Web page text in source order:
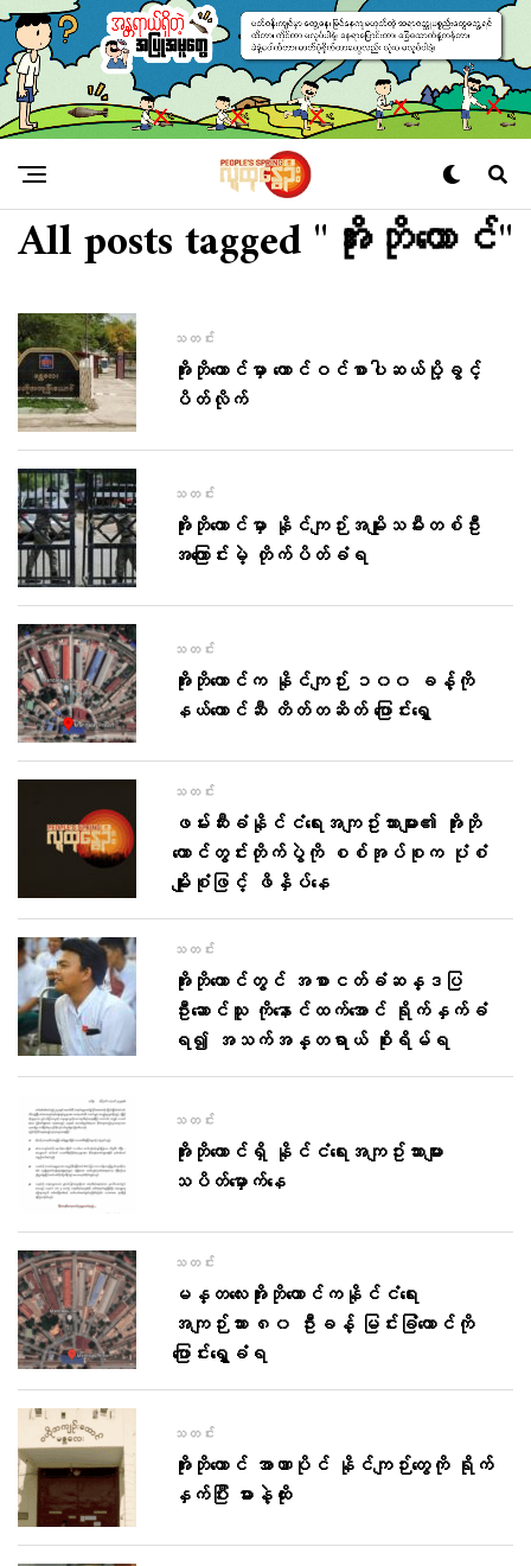
All posts tagged "အိုးဘိုထောင်"
သတင်း
အိုးဘိုထောင်မှာ ထောင်ဝင်စာပါဆယ်ပို့ခွင့်
ပိတ်လိုက်
သတင်း
အိုးဘိုထောင်မှာ နိုင်ကျဉ်းအမျိုးသမီးတစ်ဦး
အကြောင်းမဲ့ တိုက်ပိတ်ခံရ
သတင်း
အိုးဘိုထောင်က နိုင်ကျဉ်း ၁၀၀ ခန့်ကို
နယ်ထောင်ဆီ တိတ်တဆိတ် ပြောင်းရွှေ့
သတင်း
ဖမ်းဆီးခံနိုင်ငံရေးအကျဥ်းသားများ၏ အိုးဘို
ထောင်တွင်းတိုက်ပွဲကို စစ်အုပ်စုက ပုံစံ
မျိုးစုံဖြင့် ဖိနှိပ်နေ
သတင်း
အိုးဘိုထောင်တွင် အစာငတ်ခံဆန္ဒပြ
ဦးဆောင်သူ ကိုနောင်ထက်အောင် ရိုက်နှက်ခံ
ရ၍ အသက်အန္တရာယ် စိုးရိမ်ရ
သတင်း
အိုးဘိုထောင်ရှိ နိုင်ငံ​ရေးအကျဥ်းသားများ
သပိတ်​မှောက်​နေ
သတင်း
မန္တလေးအိုးဘိုထောင်ကနိုင်ငံရေး
အကျဉ်းသား ၈၀ ဦးခန့် မြင်းခြံထောင်ကို
ပြောင်းရွှေ့ခံရ
သတင်း
အိုးဘိုထောင် အာဏာပိုင် နိုင်ကျဉ်းတွေကို ရိုက်
နှက်ပြီး ဓားနဲ့ထိုး